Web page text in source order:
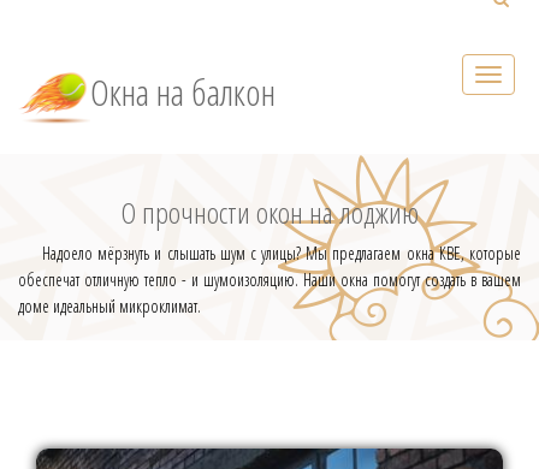
Окна на балкон
О прочности окон на лоджию
Надоело мёрзнуть и слышать шум с улицы? Мы предлагаем окна КВЕ, которые
обеспечат отличную тепло - и шумоизоляцию. Наши окна помогут создать в вашем
доме идеальный микроклимат.